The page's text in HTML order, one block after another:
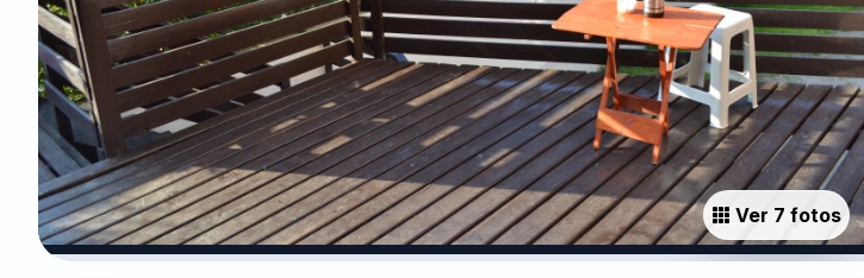
Ver 7 fotos